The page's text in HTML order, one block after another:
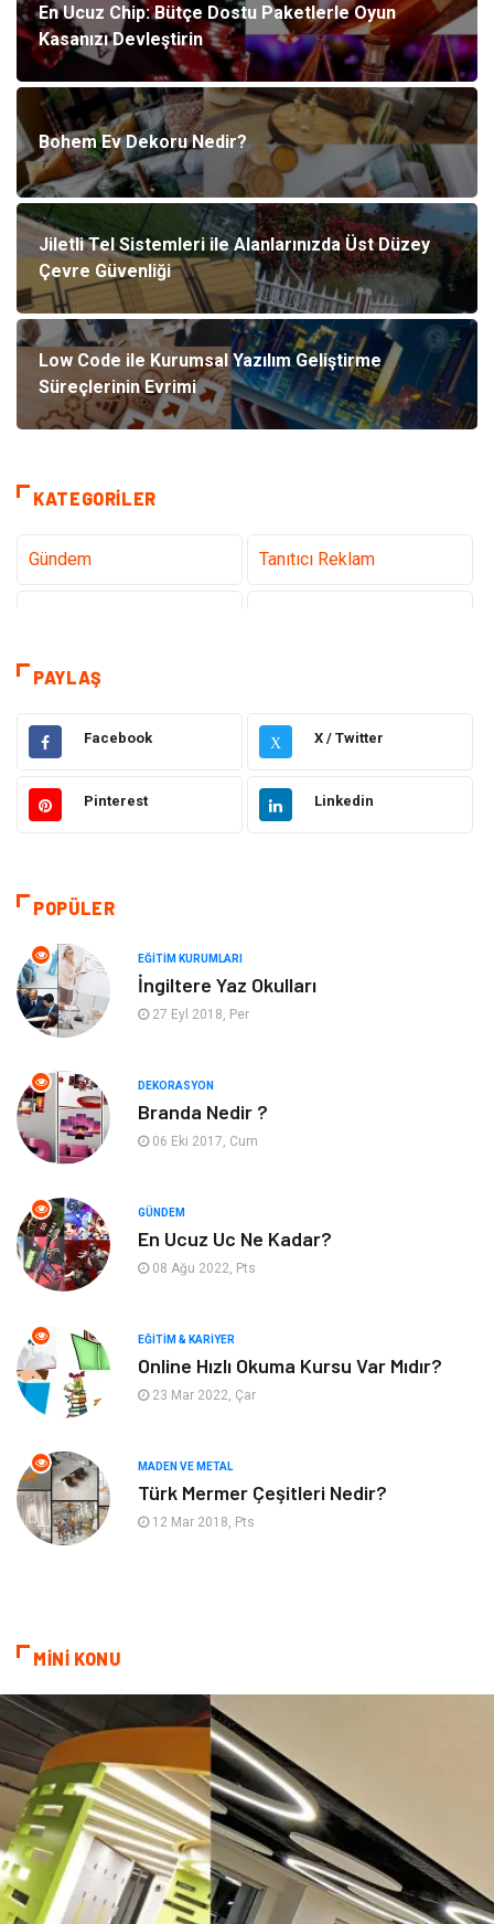
En Ucuz Chip: Bütçe Dostu Paketlerle Oyun
Kasanızı Devleştirin
Bohem Ev Dekoru Nedir?
Jiletli Tel Sistemleri ile Alanlarınızda Üst Düzey
Çevre Güvenliği
Low Code ile Kurumsal Yazılım Geliştirme
Süreçlerinin Evrimi
KATEGORILER
Gündem Tanıtıcı Reklam
Dekorasyon
Gıda Elektrik Elektronik
Bilgisayar ve Yazılım Alışveriş
Hukuk
Otomotiv
Yapı İnşaat
Tatil
Bahçe Ev Maden ve Metal
Organizasyon Plastik
Emlak
Finans & Ekonomi
Endüstriyel Ürünler
Aksesuar
Nakliyat
Kiralama Servisleri Markalar
Çadır Kına Gecesi
Spor Malzemeleri Basın Yayın
Moda İthalat İhracat
PAYLAŞ
Facebook X X / Twitter
Pinterest Linkedin
POPÜLER
EĞITIM KURUMLARI
İngiltere Yaz Okulları
27 Eyl 2018, Per
DEKORASYON
Branda Nedir ?
06 Eki 2017, Cum
GÜNDEM
En Ucuz Uc Ne Kadar?
08 Ağu 2022, Pts
EĞITIM & KARIYER
Online Hızlı Okuma Kursu Var Mıdır?
23 Mar 2022, Çar
MADEN VE METAL
Türk Mermer Çeşitleri Nedir?
12 Mar 2018, Pts
MİNİ KONU